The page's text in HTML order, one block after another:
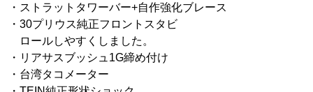
・ストラットタワーバー+自作強化ブレース
・30プリウス純正フロントスタビ
ロールしやすくしました。
・リアサスブッシュ1G締め付け
・台湾タコメーター